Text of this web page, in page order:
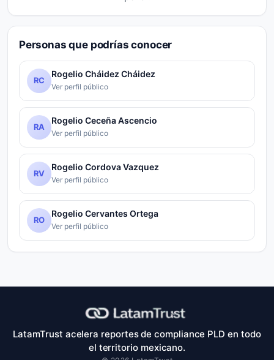
Personas que podrías conocer
RC
Rogelio Cháidez Cháidez
Ver perfil público
RA
Rogelio Ceceña Ascencio
Ver perfil público
RV
Rogelio Cordova Vazquez
Ver perfil público
RO
Rogelio Cervantes Ortega
Ver perfil público
LatamTrust acelera reportes de compliance PLD en todo
el territorio mexicano.